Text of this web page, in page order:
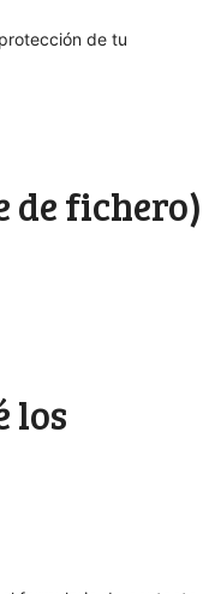
de tu
de fichero)
los